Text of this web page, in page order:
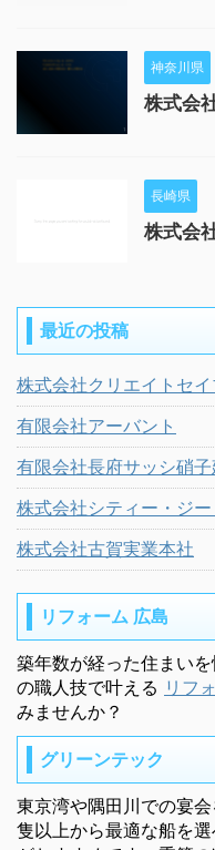
神奈川県
株式会
長崎県
株式会
最近の投稿
株式会社クリエイトセ
有限会社アーバント
有限会社長府サッシ硝
株式会社シティー・ジー
株式会社古賀実業本社
リフォーム 広島
築年数が経った住まい
の職人技で叶える リフ
みませんか？
グリーンテック
東京湾や隅田川での宴
隻以上から最適な船を選